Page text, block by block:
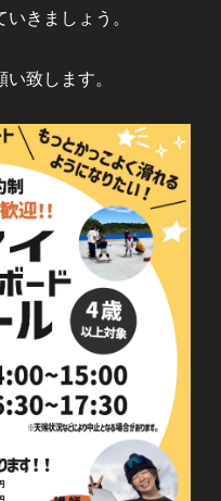
きましょう。
致します。